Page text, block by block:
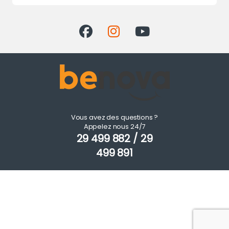
Vous avez des questions ?
Appelez nous 24/7
29 499 882 / 29
499 891